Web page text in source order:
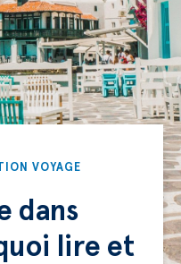
VOYAGE
dans
lire et